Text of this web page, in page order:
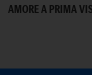
AMORE A PRIMA